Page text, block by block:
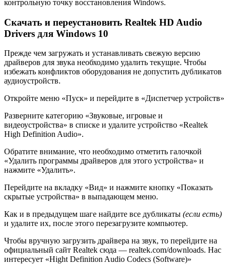
контрольную точку восстановления Windows.
Скачать и переустановить Realtek HD Audio
Drivers для Windows 10
Прежде чем загружать и устанавливать свежую версию
драйверов для звука необходимо удалить текущие. Чтобы
избежать конфликтов оборудования не допустить дубликатов
аудиоустройств.
Откройте меню «Пуск» и перейдите в «Диспетчер устройств»
Разверните категорию «Звуковые, игровые и
видеоустройства» в списке и удалите устройство «Realtek
High Definition Audio».
Обратите внимание, что необходимо отметить галочкой
«Удалить программы драйверов для этого устройства» и
нажмите «Удалить».
Перейдите на вкладку «Вид» и нажмите кнопку «Показать
скрытые устройства» в выпадающем меню.
Как и в предыдущем шаге найдите все дубликаты (если есть)
и удалите их, после этого перезагрузите компьютер.
Чтобы вручную загрузить драйвера на звук, то перейдите на
официальный сайт Realtek сюда — realtek.com/downloads. Нас
интересует «Hight Definition Audio Codecs (Software)»